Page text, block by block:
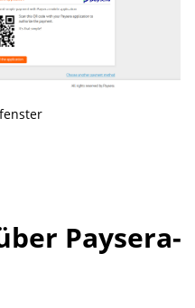
Paysera-